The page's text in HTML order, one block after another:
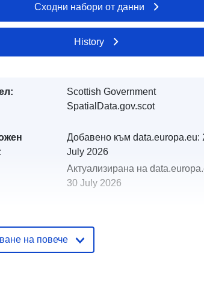
Сходни набори от данни
History
Scottish Government
SpatialData.gov.scot
Добавено към data.europa.eu:
July 2026
Актуализирана на
30 July 2026
-inventories-and-surveys-wms
на повече